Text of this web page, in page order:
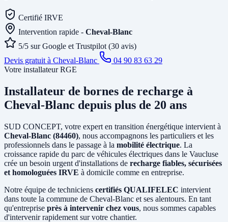
Certifié IRVE
Intervention rapide - Cheval-Blanc
5/5 sur Google et Trustpilot (30 avis)
Devis gratuit à Cheval-Blanc
04 90 83 63 29
Votre installateur RGE
Installateur de bornes de recharge à
Cheval-Blanc depuis plus de 20 ans
SUD CONCEPT, votre expert en transition énergétique intervient à
Cheval-Blanc (84460), nous accompagnons les particuliers et les
professionnels dans le passage à la mobilité électrique. La
croissance rapide du parc de véhicules électriques dans le Vaucluse
crée un besoin urgent d'installations de recharge fiables, sécurisées
et homologuées IRVE à domicile comme en entreprise.
Notre équipe de techniciens certifiés QUALIFELEC intervient
dans toute la commune de Cheval-Blanc et ses alentours. En tant
qu'entreprise près à intervenir chez vous, nous sommes capables
d'intervenir rapidement sur votre chantier.